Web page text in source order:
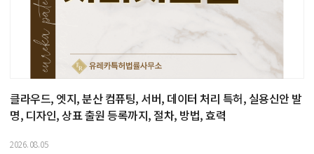
클라우드, 엣지, 분산 컴퓨팅, 서버, 데이터 처리 특허, 실용신안 발
명, 디자인, 상표 출원 등록까지, 절차, 방법, 효력
2026.08.05